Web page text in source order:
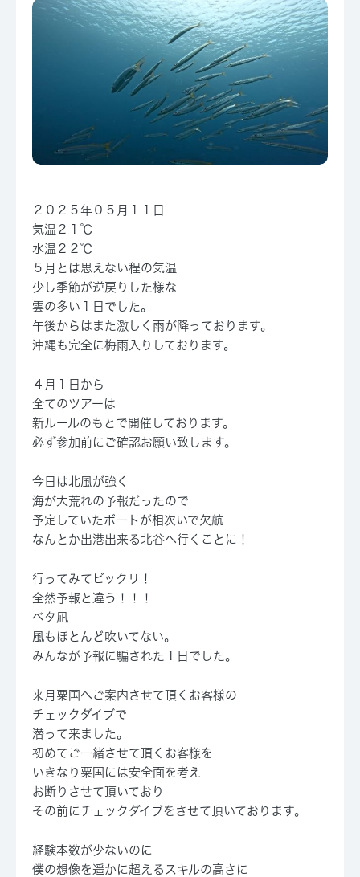
２０２５年０５月１１日
気温２１℃
水温２２℃
５月とは思えない程の気温
少し季節が逆戻りした様な
雲の多い１日でした。
午後からはまた激しく雨が降っております。
沖縄も完全に梅雨入りしております。
４月１日から
全てのツアーは
新ルールのもとで開催しております。
必ず参加前にご確認お願い致します。
今日は北風が強く
海が大荒れの予報だったので
予定していたボートが相次いで欠航
なんとか出港出来る北谷へ行くことに！
行ってみてビックリ！
全然予報と違う！！！
ベタ凪
風もほとんど吹いてない。
みんなが予報に騙された１日でした。
来月粟国へご案内させて頂くお客様の
チェックダイブで
潜って来ました。
初めてご一緒させて頂くお客様を
いきなり粟国には安全面を考え
お断りさせて頂いており
その前にチェックダイブをさせて頂いております。
経験本数が少ないのに
僕の想像を遥かに超えるスキルの高さに